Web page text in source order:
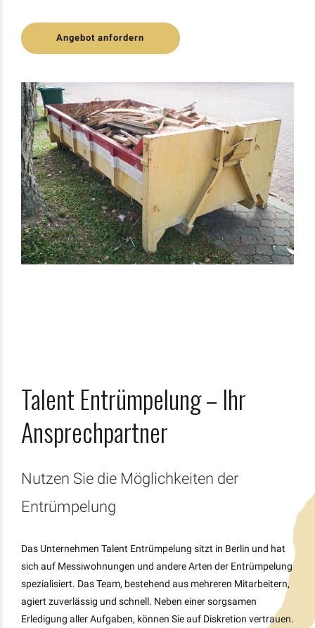
Angebot anfordern
Talent Entrümpelung – Ihr
Ansprechpartner
Nutzen Sie die Möglichkeiten der
Entrümpelung
Das Unternehmen Talent Entrümpelung sitzt in Berlin und hat
sich auf Messiwohnungen und andere Arten der Entrümpelung
spezialisiert. Das Team, bestehend aus mehreren Mitarbeitern,
agiert zuverlässig und schnell. Neben einer sorgsamen
Erledigung aller Aufgaben, können Sie auf Diskretion vertrauen.